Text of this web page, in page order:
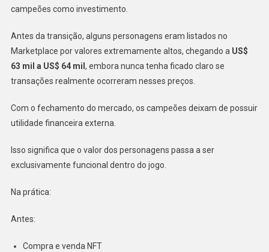
campeões como investimento.
Antes da transição, alguns personagens eram listados no
Marketplace por valores extremamente altos, chegando a US$
63 mil a US$ 64 mil , embora nunca tenha ficado claro se
transações realmente ocorreram nesses preços.
Com o fechamento do mercado, os campeões deixam de possuir
utilidade financeira externa.
Isso significa que o valor dos personagens passa a ser
exclusivamente funcional dentro do jogo.
Na prática:
Antes:
Compra e venda NFT